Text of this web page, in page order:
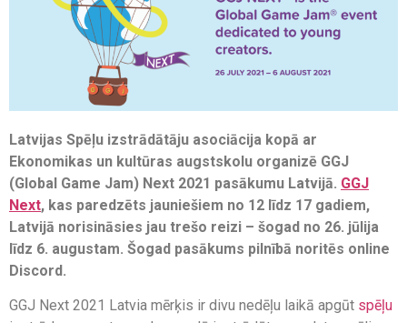
Latvijas Spēļu izstrādātāju asociācija kopā ar
Ekonomikas un kultūras augstskolu organizē GGJ
(Global Game Jam) Next 2021 pasākumu Latvijā. GGJ
Next, kas paredzēts jauniešiem no 12 līdz 17 gadiem,
Latvijā norisināsies jau trešo reizi – šogad no 26. jūlija
līdz 6. augustam. Šogad pasākums pilnībā noritēs online
Discord.
GGJ Next 2021 Latvia mērķis ir divu nedēļu laikā apgūt spēļu